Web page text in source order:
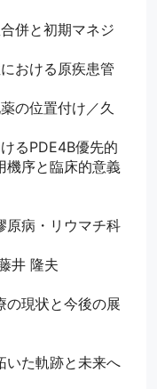
併と初期マネジ
おける原疾患管
の位置付け／久
るPDE4B優先的
機序と臨床的意義
原病・リウマチ科
井 隆夫
の現状と今後の展
いた軌跡と未来へ